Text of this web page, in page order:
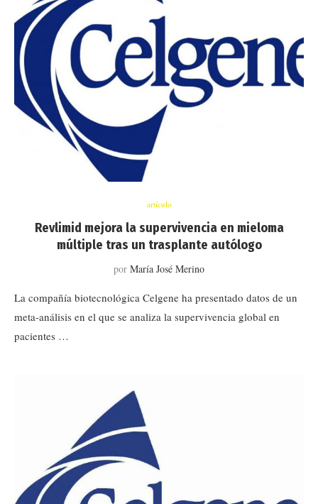
artículo
Revlimid mejora la supervivencia en mieloma
múltiple tras un trasplante autólogo
por María José Merino
La compañía biotecnológica Celgene ha presentado datos de un
meta-análisis en el que se analiza la supervivencia global en
pacientes …